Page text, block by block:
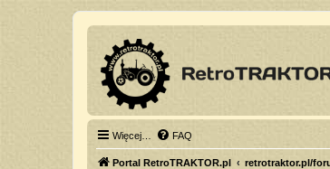
Więcej… FAQ
Portal RetroTRAKTOR.pl retrotraktor.pl/